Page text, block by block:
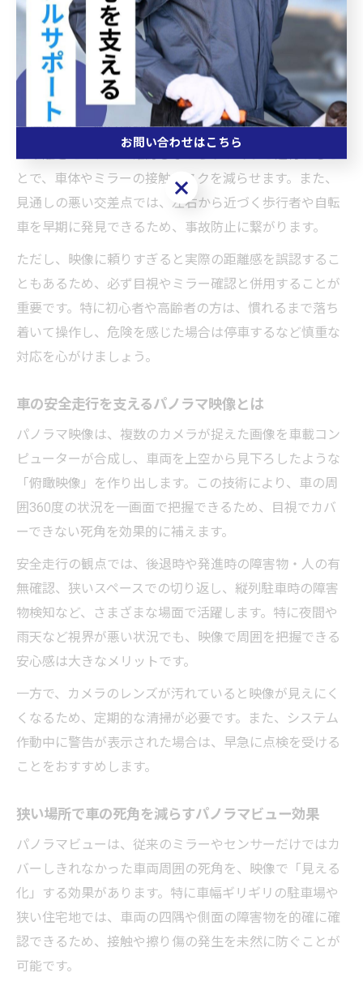
される車両周囲の状況を落ち着いて確認しましょう。狭
い道では、前方・側方の障害物や歩行者の動きがリアル
タイムで映るため、運転者自身が「どこに注意を払うべ
きか」を把握しやすくなります。
具体的には、細い路地でのすれ違い時には、車幅や壁と
とで、車体やミラーの接触リスクを減らせます。また、
見通しの悪い交差点では、左右から近づく歩行者や自転
車を早期に発見できるため、事故防止に繋がります。
ただし、映像に頼りすぎると実際の距離感を誤認するこ
ともあるため、必ず目視やミラー確認と併用することが
重要です。特に初心者や高齢者の方は、慣れるまで落ち
着いて操作し、危険を感じた場合は停車するなど慎重な
対応を心がけましょう。
車の安全走行を支えるパノラマ映像とは
パノラマ映像は、複数のカメラが捉えた画像を車載コン
ピューターが合成し、車両を上空から見下ろしたような
「俯瞰映像」を作り出します。この技術により、車の周
囲360度の状況を一画面で把握できるため、目視でカバ
ーできない死角を効果的に補えます。
安全走行の観点では、後退時や発進時の障害物・人の有
無確認、狭いスペースでの切り返し、縦列駐車時の障害
物検知など、さまざまな場面で活躍します。特に夜間や
雨天など視界が悪い状況でも、映像で周囲を把握できる
安心感は大きなメリットです。
一方で、カメラのレンズが汚れていると映像が見えにく
くなるため、定期的な清掃が必要です。また、システム
作動中に警告が表示された場合は、早急に点検を受ける
ことをおすすめします。
狭い場所で車の死角を減らすパノラマビュー効果
パノラマビューは、従来のミラーやセンサーだけではカ
バーしきれなかった車両周囲の死角を、映像で「見える
化」する効果があります。特に車幅ギリギリの駐車場や
狭い住宅地では、車両の四隅や側面の障害物を的確に確
認できるため、接触や擦り傷の発生を未然に防ぐことが
可能です。
お問い合わせはこちら
お問い合わせはこちら